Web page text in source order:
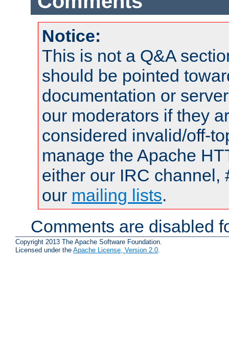
Notice:
This is not a Q&A
should be pointed
documentation or
our moderators if they
considered invalid/off-
manage the Apache
either our IRC channel,
our mailing lists.
Comments are disabled
Copyright 2013 The Apache Software Foundation.
Licensed under the Apache License, Version 2.0.